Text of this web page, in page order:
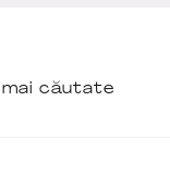
căutate